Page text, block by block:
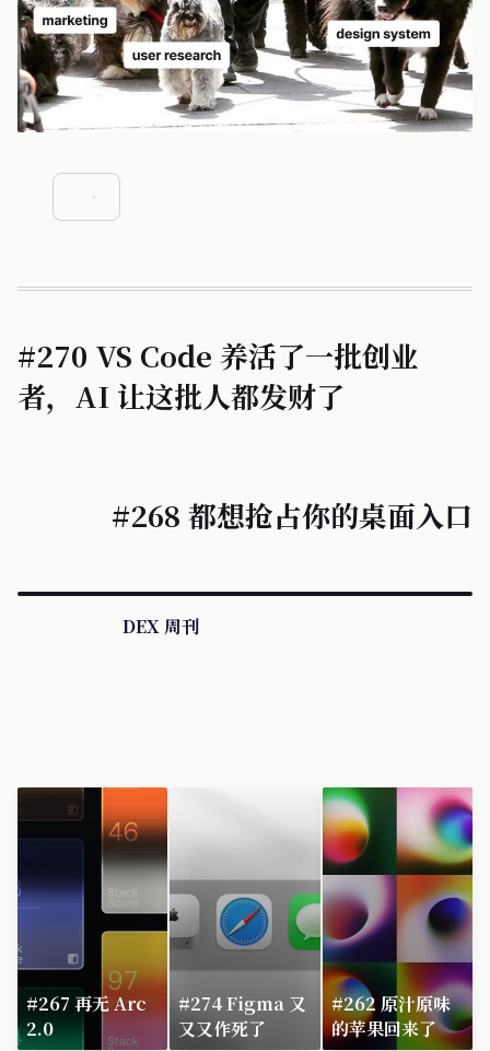
#270 VS Code 养活了一批创业
者，AI 让这批人都发财了
#268 都想抢占你的桌面入口
DEX 周刊
#267 再无 Arc
2.0
#274 Figma 又
又又作死了
#262 原汁原味
的苹果回来了